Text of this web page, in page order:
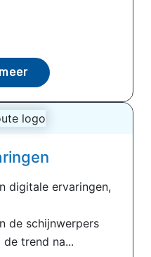
digitale ervaringen,
de schijnwerpers
trend na...